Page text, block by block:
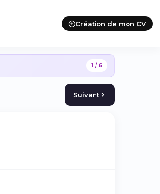
Création de mon CV
1 / 6
Suivant